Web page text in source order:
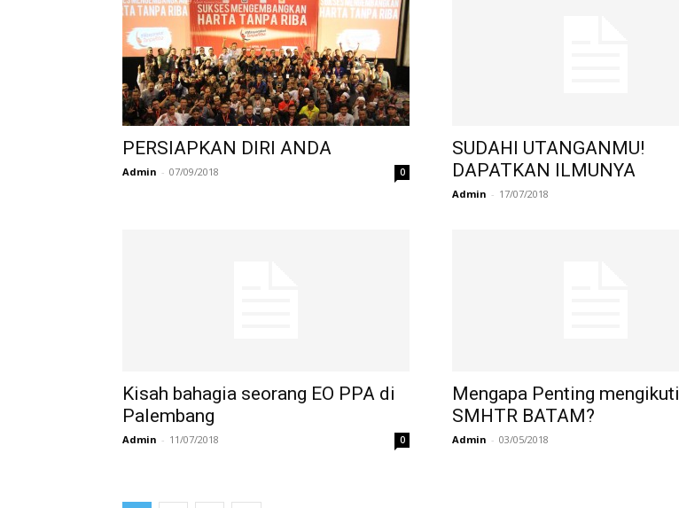
PERSIAPKAN DIRI ANDA
Admin - 07/09/2018 0
SUDAHI UTANGANMU!
DAPATKAN ILMUNYA
Admin - 17/07/2018
Kisah bahagia seorang EO PPA di
Palembang
Admin - 11/07/2018 0
Mengapa Penting mengikuti
SMHTR BATAM?
Admin - 03/05/2018